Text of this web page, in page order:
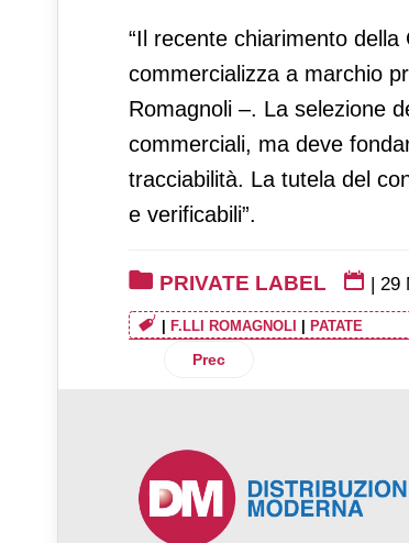
“Il recente chiarimento
commercializza a marchio
Romagnoli –. La selezione
commerciali, ma deve
tracciabilità. La tutela del
e verificabili”.
PRIVATE LABEL | 29
F.LLI ROMAGNOLI PATATE
Articolo precedente: Lidl e
Prec